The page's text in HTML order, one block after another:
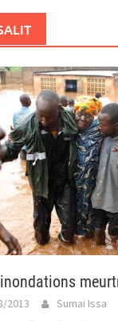
2013 Sumai Issa